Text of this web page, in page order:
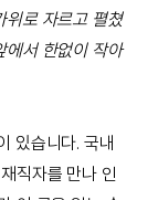
위로 자르고 펼쳤
에서 한없이 작아
있습니다. 국내
직자를 만나 인